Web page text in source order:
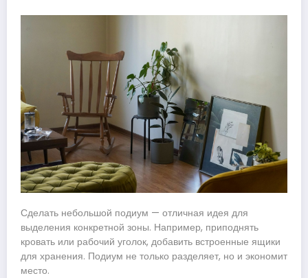
Сделать небольшой подиум — отличная идея для
выделения конкретной зоны. Например, приподнять
кровать или рабочий уголок, добавить встроенные ящики
для хранения. Подиум не только разделяет, но и экономит
место.